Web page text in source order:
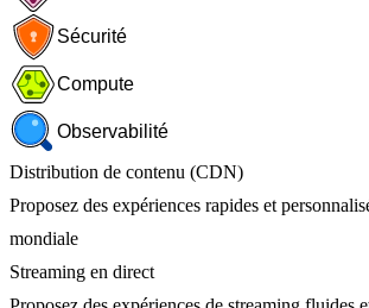
Sécurité
Compute
Observabilité
Distribution de contenu (CDN)
Proposez des expériences rapides et
mondiale
Streaming en direct